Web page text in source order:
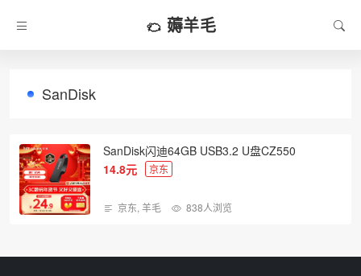
薅羊毛
SanDisk
SanDisk闪迪64GB USB3.2 U盘CZ550
14.8元
京东
京东, 羊毛 838人浏览